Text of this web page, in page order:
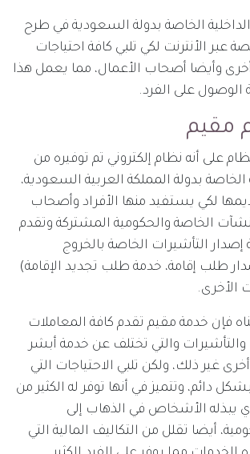
الخاصة بدولة السعودية في طرح
عبر الأنترنت لكي تلبي كافة احتياجات
أخرى وأيضا أصحاب الأعمال، مما يعمل هذا
على الفرد.
مقيم
على أنه نظام إلكتروني تم توفيره من
الخاصة بدولة المملكة العربية السعودية،
لكي يستفيد منها الأفراد وأصحاب
الخاصة والحكومية المشتركة وتقدم
التأشيرات الخاصة بالخروج
طلب إقامة، خدمة طلب تجديد الإقامة)
الأخرى.
فإن خدمة مقيم تقدم كافة المعاملات
والتأشيرات والتي تختلف عن خدمة أبشر
غير ذلك، ولكن تلبي الاحتياجات التي
دائم، وتتميز في أنها توفر له الكثير من
يبذله الأشخاص في الذهاب إلى
أيضا تقلل من التكاليف المالية التي